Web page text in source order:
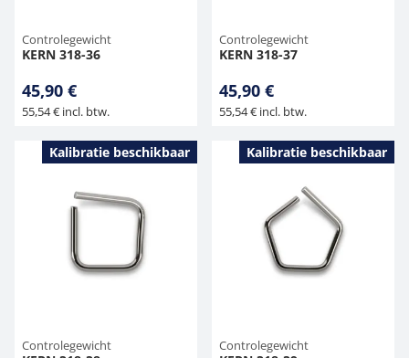
Controlegewicht
KERN 318-36
45,90 €
55,54 € incl. btw.
Controlegewicht
KERN 318-37
45,90 €
55,54 € incl. btw.
Kalibratie beschikbaar
Controlegewicht
Kalibratie beschikbaar
Controlegewicht